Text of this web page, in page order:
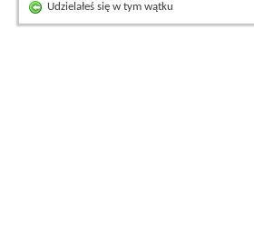
Udzielałeś się w tym wątku